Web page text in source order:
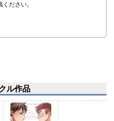
ださい。
ル作品